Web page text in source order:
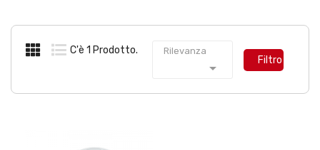
C'è 1 Prodotto. Rilevanza
 Filtro